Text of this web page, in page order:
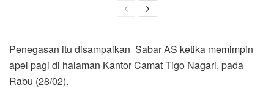
Penegasan itu disampaikan Sabar AS ketika memimpin
apel pagi di halaman Kantor Camat Tigo Nagari, pada
Rabu (28/02).